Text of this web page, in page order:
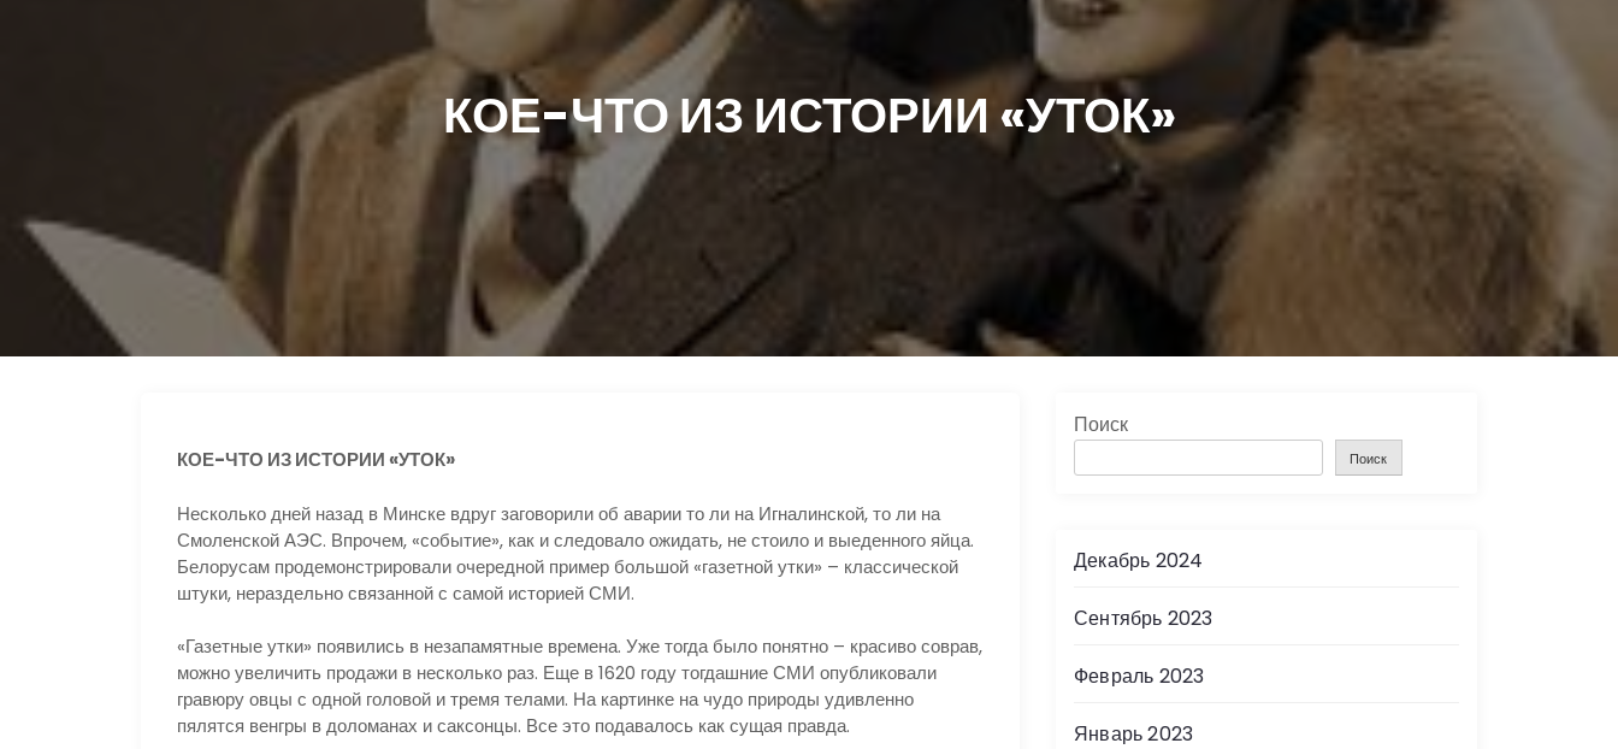
КОЕ-ЧТО ИЗ ИСТОРИИ «УТОК»
КОЕ-ЧТО ИЗ ИСТОРИИ «УТОК»
Несколько дней назад в Минске вдруг заговорили об аварии то ли на Игналинской, то ли на
Смоленской АЭС. Впрочем, «событие», как и следовало ожидать, не стоило и выеденного яйца.
Белорусам продемонстрировали очередной пример большой «газетной утки» – классической
штуки, нераздельно связанной с самой историей СМИ.
«Газетные утки» появились в незапамятные времена. Уже тогда было понятно – красиво соврав,
можно увеличить продажи в несколько раз. Еще в 1620 году тогдашние СМИ опубликовали
гравюру овцы с одной головой и тремя телами. На картинке на чудо природы удивленно
пялятся венгры в доломанах и саксонцы. Все это подавалось как сущая правда.
Поиск
Поиск
Декабрь 2024
Сентябрь 2023
Февраль 2023
Январь 2023